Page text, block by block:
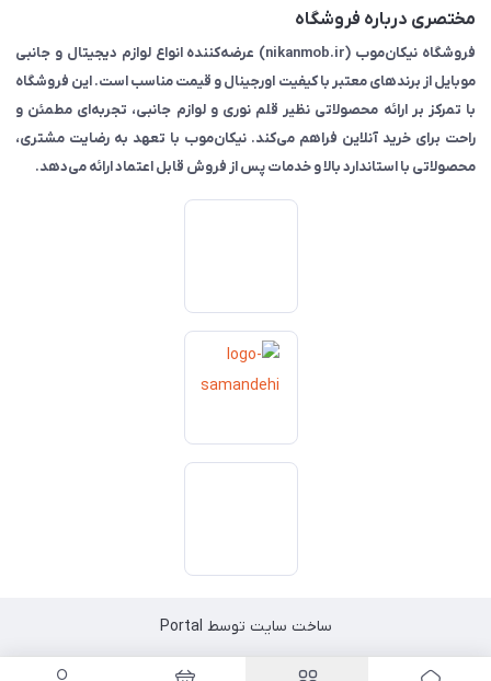
مختصری درباره فروشگاه
فروشگاه نیکان‌موب (nikanmob.ir) عرضه‌کننده انواع لوازم دیجیتال و جانبی
موبایل از برندهای معتبر با کیفیت اورجینال و قیمت مناسب است. این فروشگاه
با تمرکز بر ارائه محصولاتی نظیر قلم نوری و لوازم جانبی، تجربه‌ای مطمئن و
راحت برای خرید آنلاین فراهم می‌کند. نیکان‌موب با تعهد به رضایت مشتری،
محصولاتی با استاندارد بالا و خدمات پس از فروش قابل اعتماد ارائه می‌دهد.
ساخت سایت توسط Portal